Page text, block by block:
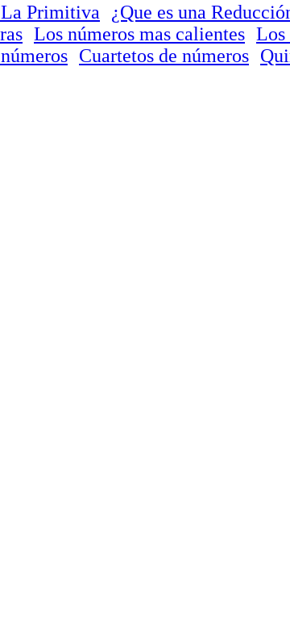
Primitiva ¿Que es una
Los números mas calientes Los
Cuartetos de números